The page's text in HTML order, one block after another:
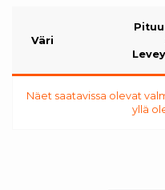
Väri
Näet saatavissa olevat
yllä